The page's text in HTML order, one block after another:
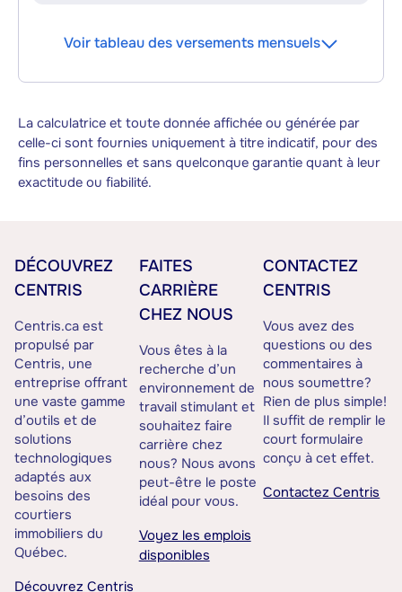
Voir tableau des versements mensuels
La calculatrice et toute donnée affichée ou générée par
celle-ci sont fournies uniquement à titre indicatif, pour des
fins personnelles et sans quelconque garantie quant à leur
exactitude ou fiabilité.
DÉCOUVREZ
CENTRIS
Centris.ca est
propulsé par
Centris, une
entreprise offrant
une vaste gamme
d’outils et de
solutions
technologiques
adaptés aux
besoins des
courtiers
immobiliers du
Québec.
Découvrez Centris
FAITES
CARRIÈRE
CHEZ NOUS
Vous êtes à la
recherche d’un
environnement de
travail stimulant et
souhaitez faire
carrière chez
nous? Nous avons
peut-être le poste
idéal pour vous.
Voyez les emplois
disponibles
CONTACTEZ
CENTRIS
Vous avez des
questions ou des
commentaires à
nous soumettre?
Rien de plus simple!
Il suffit de remplir le
court formulaire
conçu à cet effet.
Contactez Centris